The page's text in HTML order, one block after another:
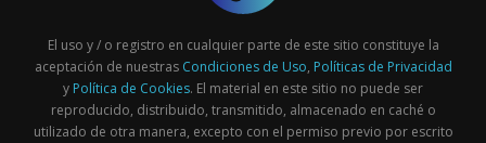
El uso y / o registro en cualquier parte de este sitio constituye la
aceptación de nuestras Condiciones de Uso, Políticas de Privacidad
y Política de Cookies. El material en este sitio no puede ser
reproducido, distribuido, transmitido, almacenado en caché o
utilizado de otra manera, excepto con el permiso previo por escrito